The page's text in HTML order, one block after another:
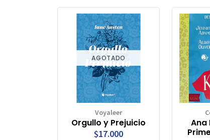
AGOTADO
Voyaleer
Orgullo y Prejuicio
$17.000
Ana